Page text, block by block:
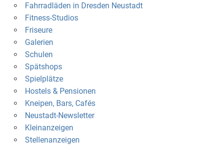
Fahrradläden in Dresden Neustadt
Fitness-Studios
Friseure
Galerien
Schulen
Spätshops
Spielplätze
Hostels & Pensionen
Kneipen, Bars, Cafés
Neustadt-Newsletter
Kleinanzeigen
Stellenanzeigen